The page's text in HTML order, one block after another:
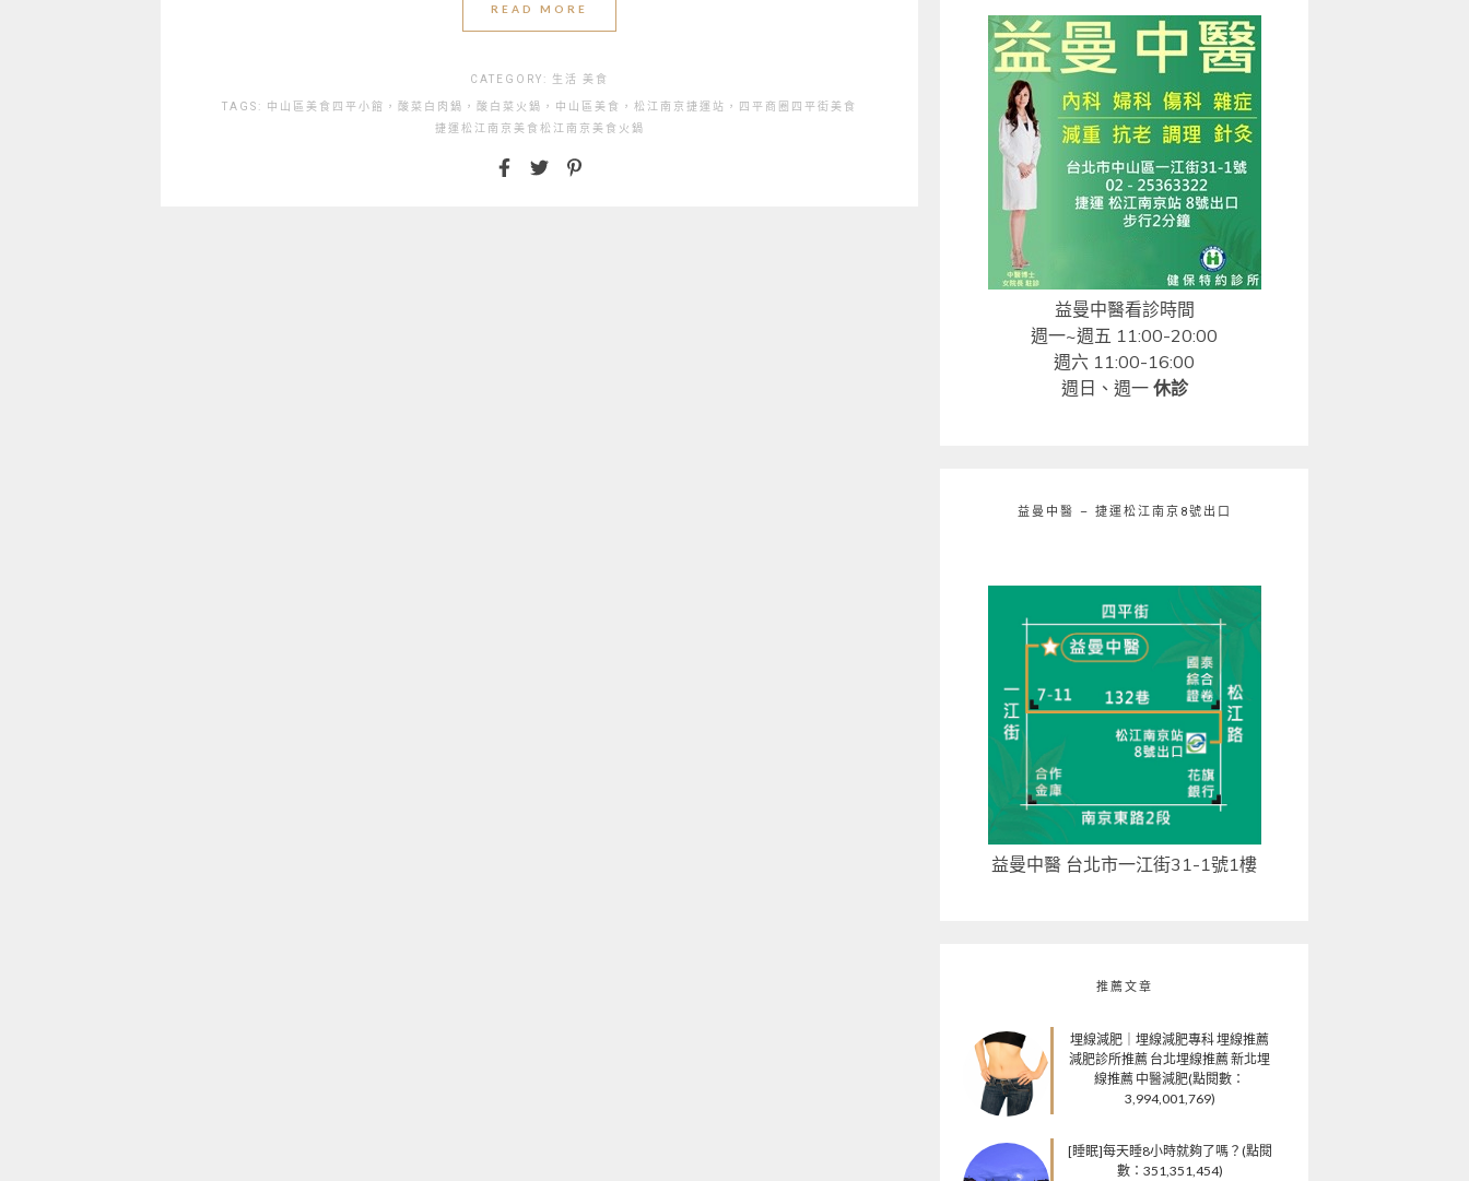
READ MORE
CATEGORY: 生活 美食
TAGS: 中山區美食 四平小館，酸菜白肉鍋，酸白菜火鍋，中山區美食，松江南京捷運站，四平商圈 四平街美食
捷運松江南京美食 松江南京美食 火鍋
益曼中醫看診時間
週一~週五 11:00-20:00
週六 11:00-16:00
週日、週一 休診
益曼中醫 – 捷運松江南京8號出口
益曼中醫 台北市一江街31-1號1樓
推薦文章
埋線減肥｜埋線減肥專科 埋線推薦
減肥診所推薦 台北埋線推薦 新北埋
線推薦 中醫減肥(點閱數：
3,994,001,769)
[睡眠]每天睡8小時就夠了嗎？(點閱
數：351,351,454)